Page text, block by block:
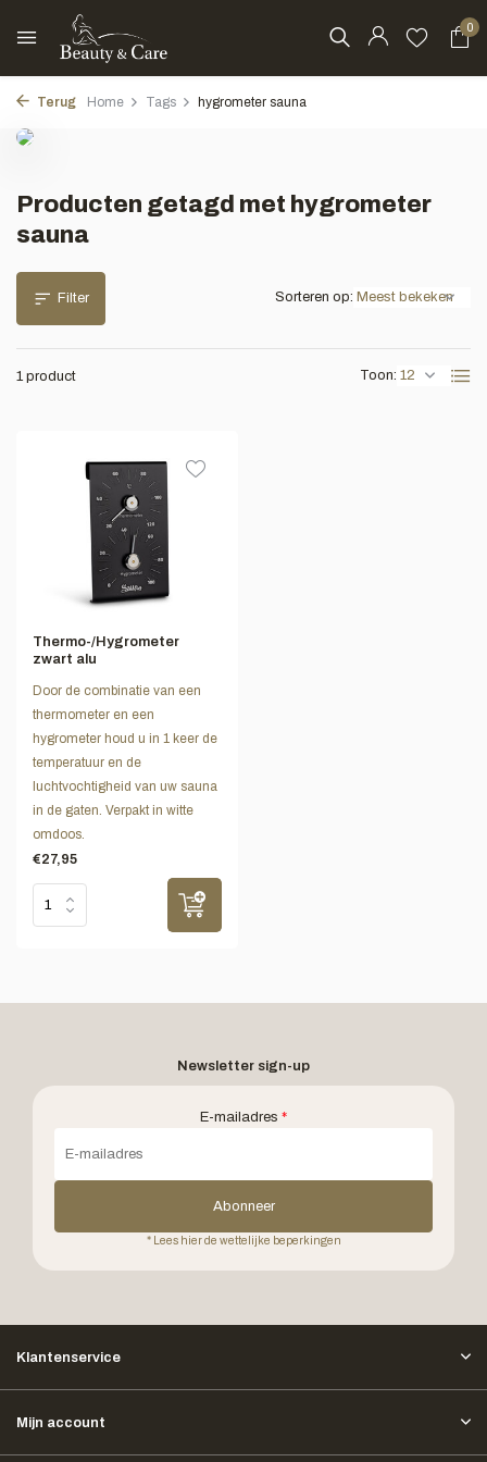
0
Terug Home Tags hygrometer sauna
Producten getagd met hygrometer
sauna
Filter
1 product Toon:
Sorteren op:
Thermo-/Hygrometer
zwart alu
Door de combinatie van een
thermometer en een
hygrometer houd u in 1 keer de
temperatuur en de
luchtvochtigheid van uw sauna
in de gaten. Verpakt in witte
omdoos.
€27,95
Newsletter sign-up
E-mailadres *
Abonneer
* Lees hier de wettelijke beperkingen
Klantenservice
Mijn account